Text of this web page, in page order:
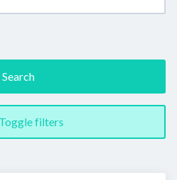
Search
Toggle filters